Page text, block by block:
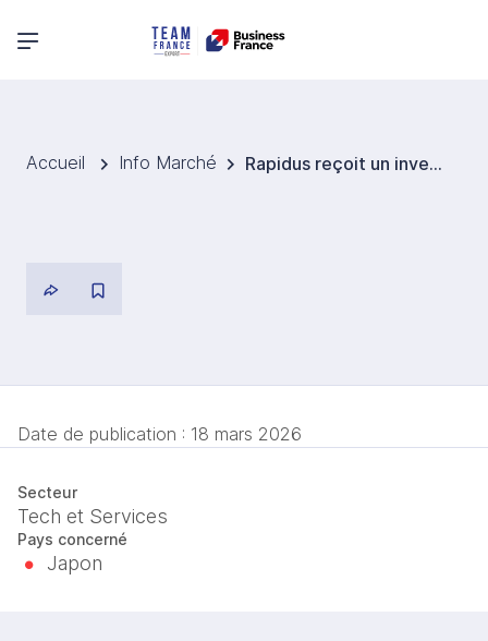
Menu principal
Accueil Info Marché Rapidus reçoit un investissement de 14,6 milliards EUR : 32 entreprises privées participent
Date de publication : 18 mars 2026
Secteur
Tech et Services
Pays concerné
Japon